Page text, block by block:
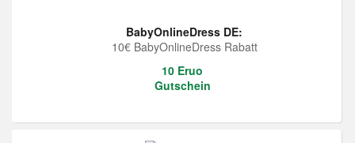
BabyOnlineDress DE:
10€ BabyOnlineDress Rabatt
10 Eruo
Gutschein